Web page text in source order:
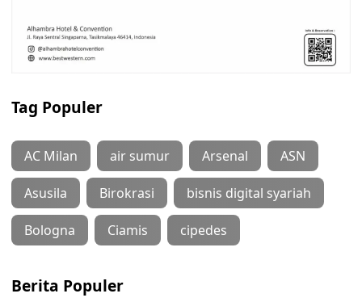
Tag Populer
AC Milan air sumur Arsenal ASN
Asusila Birokrasi bisnis digital syariah
Bologna Ciamis cipedes
Berita Populer